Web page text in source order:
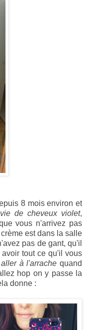
8 mois environ et
de cheveux violet,
vous n'arrivez pas
est dans la salle
pas de gant, qu'il
tout ce qu'il vous
à l'arrache quand
hop on y passe la
donne :